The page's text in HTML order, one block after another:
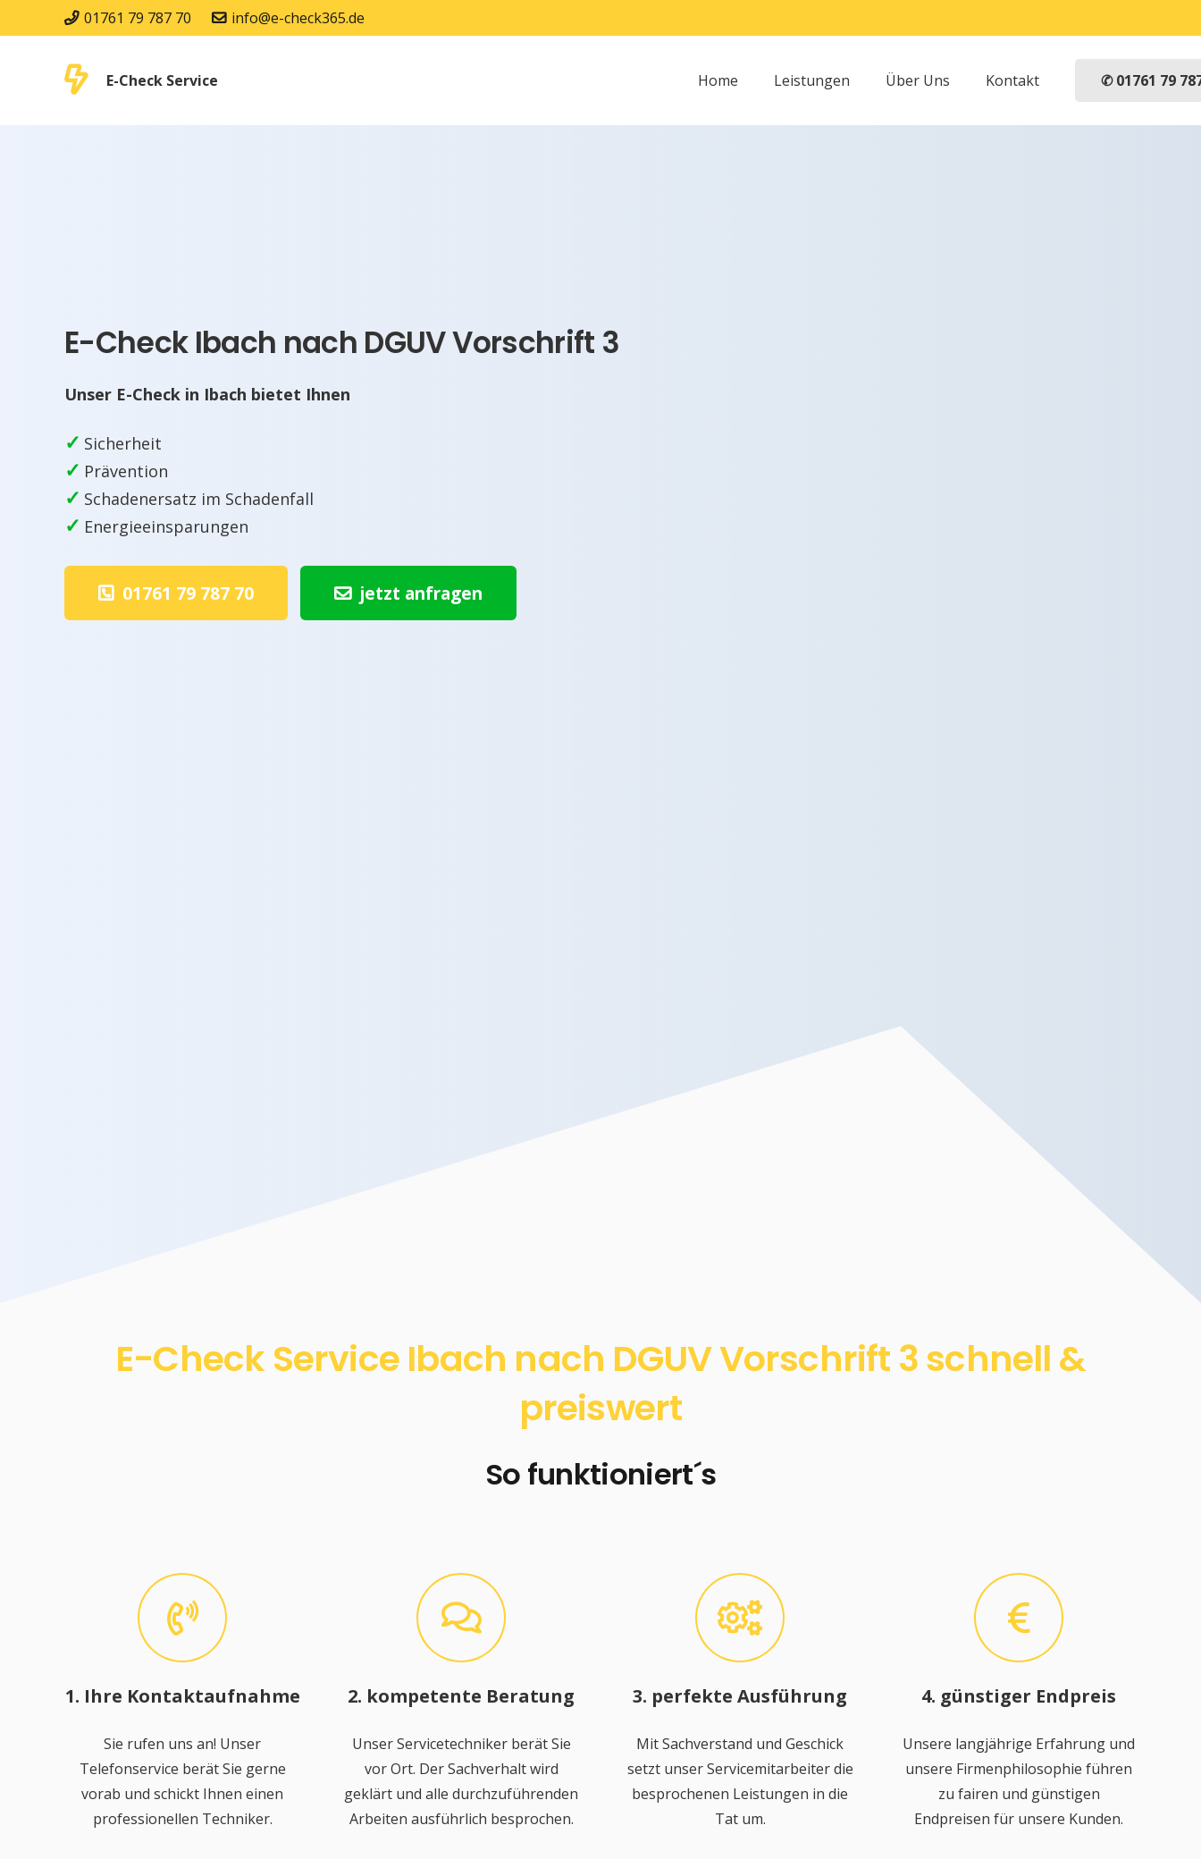
01761 79 787 70 info@e-check365.de
E-Check Service Home Leistungen Über Uns Kontakt ✆ 01761 79
E-Check Ibach nach DGUV Vorschrift 3
Unser E-Check in Ibach bietet Ihnen
✓ Sicherheit
✓ Prävention
✓ Schadenersatz im Schadenfall
✓ Energieeinsparungen
01761 79 787 70 jetzt anfragen
E-Check Service Ibach nach DGUV Vorschrift 3 schnell &
preiswert
So funktioniert´s
1. Ihre Kontaktaufnahme
Sie rufen uns an! Unser
Telefonservice berät Sie gerne
vorab und schickt Ihnen einen
professionellen Techniker.
2. kompetente Beratung
Unser Servicetechniker berät Sie
vor Ort. Der Sachverhalt wird
geklärt und alle durchzuführenden
Arbeiten ausführlich besprochen.
3. perfekte Ausführung
Mit Sachverstand und Geschick
setzt unser Servicemitarbeiter die
besprochenen Leistungen in die
Tat um.
4. günstiger Endpreis
Unsere langjährige Erfahrung und
unsere Firmenphilosophie führen
zu fairen und günstigen
Endpreisen für unsere Kunden.